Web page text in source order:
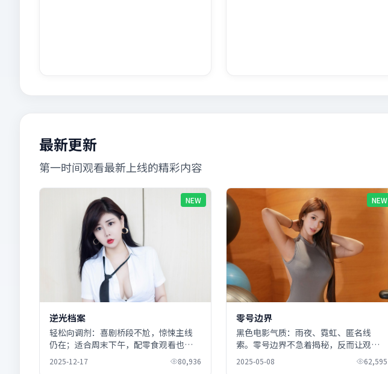
最新更新
第一时间观看最新上线的精彩内容
NEW
逆光档案
轻松向调剂：喜剧桥段不尬，惊悚主线
仍在；适合周末下午，配零食观看也不
浪费镜头细节。
2025-12-17 80,936
NEW
零号边界
黑色电影气质：雨夜、霓虹、匿名线
索。零号边界不急着揭秘，反而让观众
与木村拓哉同步「误判—修正—再误
2025-05-08 62,595